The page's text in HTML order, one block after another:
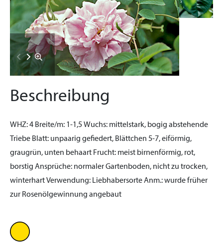
Beschreibung
WHZ:4 Breite/m: 1-1,5Wuchs: mittelstark, bogig abstehende
Triebe Blatt: unpaarig gefiedert, Blättchen 5-7, eiförmig,
graugrün, unten behaart Frucht: meist birnenförmig, rot,
borstig Ansprüche: normaler Gartenboden, nicht zu trocken,
winterhartVerwendung: LiebhabersorteAnm.:wurde früher
zur Rosenölgewinnung angebaut